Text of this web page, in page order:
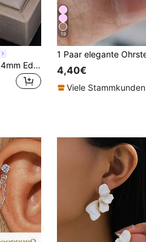
1 Paar minimalistische 4mm Edelstahl hypoallergene Creolen
19
4,40€
Viele Stammkunden